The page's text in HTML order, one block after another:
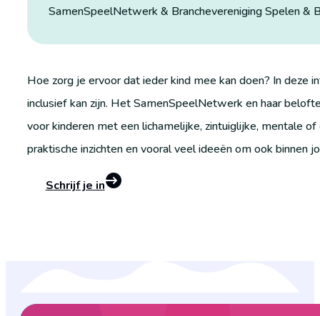
SamenSpeelNetwerk & Branchevereniging Spelen &
Hoe zorg je ervoor dat ieder kind mee kan doen? In
inclusief kan zijn. Het SamenSpeelNetwerk en haar
voor kinderen met een lichamelijke, zintuiglijke, mentale
praktische inzichten en vooral veel ideeën om ook binnen
Schrijf je in